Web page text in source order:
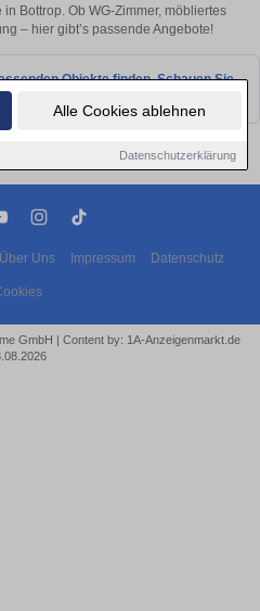
Alle Cookies ablehnen
Datenschutzerklärung
Bottrop. Ob WG-Zimmer, möbliertes
– hier gibt’s passende Angebote!
Objekte finden. Schauen Sie
Über Uns Impressum Datenschutz
GmbH | Content by: 1A-Anzeigenmarkt.de